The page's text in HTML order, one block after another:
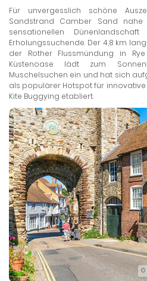
Für unvergesslich schöne
Sandstrand Camber Sand
sensationellen
Erholungssuchende. Der 4,8 km
der Rother Flussmündung in
Küstenoase lädt zum
Muschelsuchen ein und hat sich
als populärer Hotspot für innovative
Kite Buggying etabliert.
©